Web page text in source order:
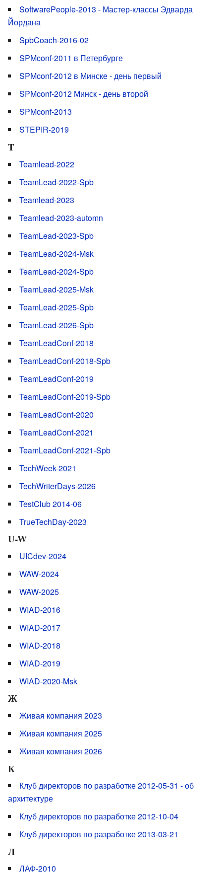
SoftwarePeople-2013 - Мастер-классы Эдварда
Йордана
SpbCoach-2016-02
SPMconf-2011 в Петербурге
SPMconf-2012 в Минске - день первый
SPMconf-2012 Минск - день второй
SPMconf-2013
STEPIR-2019
T
Teamlead-2022
TeamLead-2022-Spb
Teamlead-2023
Teamlead-2023-automn
TeamLead-2023-Spb
TeamLead-2024-Msk
TeamLead-2024-Spb
TeamLead-2025-Msk
TeamLead-2025-Spb
TeamLead-2026-Spb
TeamLeadConf-2018
TeamLeadConf-2018-Spb
TeamLeadConf-2019
TeamLeadConf-2019-Spb
TeamLeadConf-2020
TeamLeadConf-2021
TeamLeadConf-2021-Spb
TechWeek-2021
TechWriterDays-2026
TestClub 2014-06
TrueTechDay-2023
U-W
UICdev-2024
WAW-2024
WAW-2025
WIAD-2016
WIAD-2017
WIAD-2018
WIAD-2019
WIAD-2020-Msk
Ж
Живая компания 2023
Живая компания 2025
Живая компания 2026
К
Клуб директоров по разработке 2012-05-31 - об
архитектуре
Клуб директоров по разработке 2012-10-04
Клуб директоров по разработке 2013-03-21
Л
ЛАФ-2010